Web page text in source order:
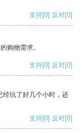
支持[0] 反对[0]
购物需求。
支持[0] 反对[0]
经玩了好几个小时，还
支持[0] 反对[0]